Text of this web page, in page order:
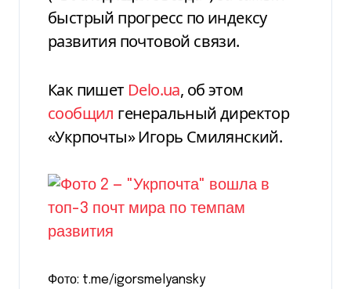
быстрый прогресс по индексу
развития почтовой связи.
Как пишет Delo.ua, об этом
сообщил генеральный директор
«Укрпочты» Игорь Смилянский.
Фото: t.me/igorsmelyansky